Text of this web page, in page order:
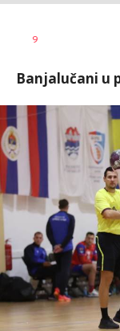
AUTOR
9
Banjalučani u